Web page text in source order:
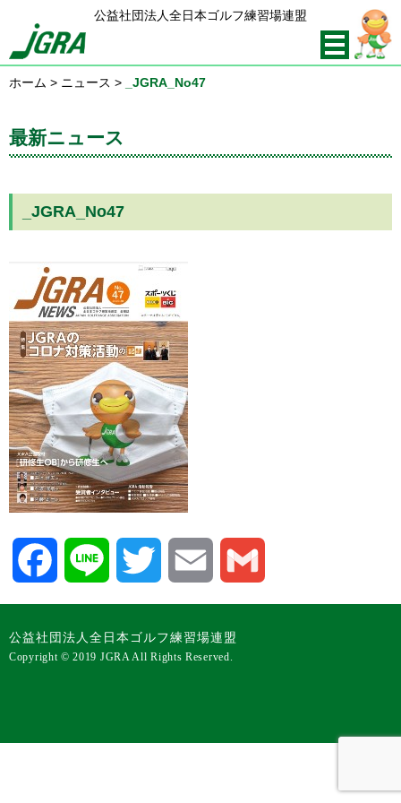
公益社団法人全日本ゴルフ練習場連盟
ホーム > ニュース > _JGRA_No47
最新ニュース
_JGRA_No47
FacebookLine Twitter Email
公益社団法人全日本ゴルフ練習場連盟
Copyright © 2019 JGRA All Rights Reserved.